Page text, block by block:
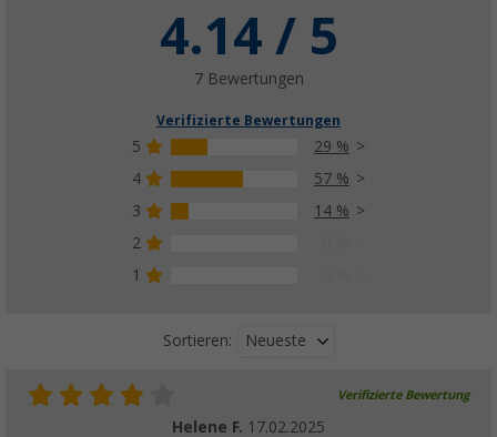
4.14 / 5
7 Bewertungen
Verifizierte Bewertungen
5
29 %
4
57 %
3
14 %
2
1
Sortieren: Neueste
Verifizierte Bewertung
Helene F. 17.02.2025